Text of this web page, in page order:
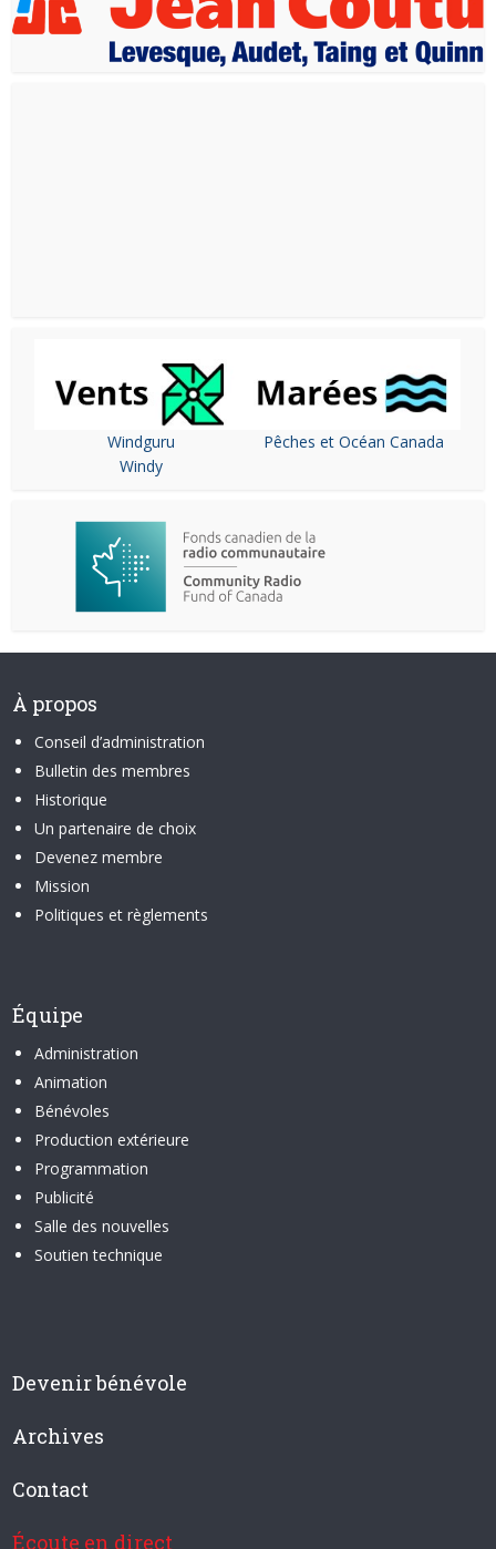
Windguru
Windy
Pêches et Océan Canada
À propos
Conseil d’administration
Bulletin des membres
Historique
Un partenaire de choix
Devenez membre
Mission
Politiques et règlements
Équipe
Administration
Animation
Bénévoles
Production extérieure
Programmation
Publicité
Salle des nouvelles
Soutien technique
Devenir bénévole
Archives
Contact
Écoute en direct